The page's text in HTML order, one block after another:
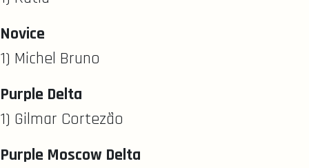
Novice
1) Michel Bruno
Purple Delta
1) Gilmar Cortezão
Purple Moscow Delta